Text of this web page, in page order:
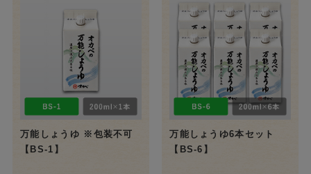
万能しょうゆ ※包装不可
【BS-1】
万能しょうゆ6本セット
【BS-6】